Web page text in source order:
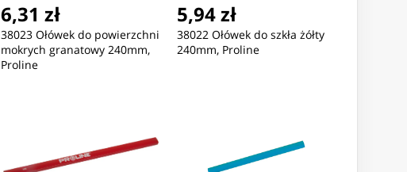
6,31 zł
38023 Ołówek do powierzchni
mokrych granatowy 240mm,
Proline
5,94 zł
38022 Ołówek do szkła żółty
240mm, Proline